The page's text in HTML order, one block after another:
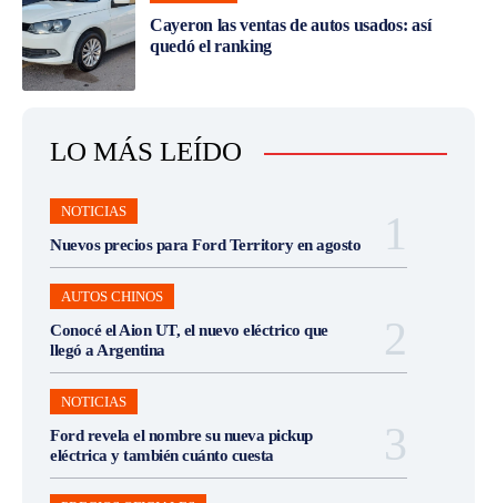
Cayeron las ventas de autos usados: así
quedó el ranking
LO MÁS LEÍDO
NOTICIAS
Nuevos precios para Ford Territory en agosto
AUTOS CHINOS
Conocé el Aion UT, el nuevo eléctrico que
llegó a Argentina
NOTICIAS
Ford revela el nombre su nueva pickup
eléctrica y también cuánto cuesta